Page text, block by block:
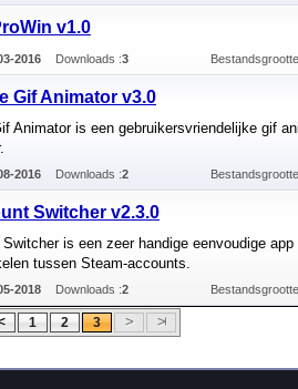
v1.0
2016 Downloads :3
Gif Animator v3.0
Animator is een gebruikersvriendelijke gif
2016 Downloads :2
Switcher v2.3.0
is een zeer handige eenvoudige app
tussen Steam-accounts.
2018 Downloads :2
1 2 3